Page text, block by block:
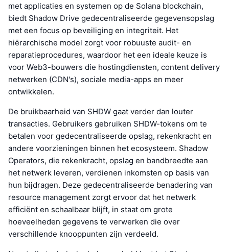
met applicaties en systemen op de Solana blockchain,
biedt Shadow Drive gedecentraliseerde gegevensopslag
met een focus op beveiliging en integriteit. Het
hiërarchische model zorgt voor robuuste audit- en
reparatieprocedures, waardoor het een ideale keuze is
voor Web3-bouwers die hostingdiensten, content delivery
netwerken (CDN's), sociale media-apps en meer
ontwikkelen.
De bruikbaarheid van SHDW gaat verder dan louter
transacties. Gebruikers gebruiken SHDW-tokens om te
betalen voor gedecentraliseerde opslag, rekenkracht en
andere voorzieningen binnen het ecosysteem. Shadow
Operators, die rekenkracht, opslag en bandbreedte aan
het netwerk leveren, verdienen inkomsten op basis van
hun bijdragen. Deze gedecentraliseerde benadering van
resource management zorgt ervoor dat het netwerk
efficiënt en schaalbaar blijft, in staat om grote
hoeveelheden gegevens te verwerken die over
verschillende knooppunten zijn verdeeld.